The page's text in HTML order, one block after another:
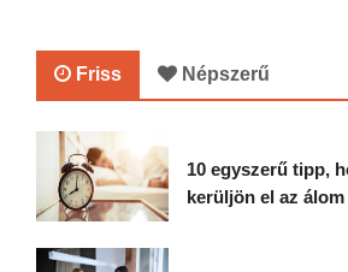
Friss Népszerű
10 egyszerű tipp,
kerüljön el az álom